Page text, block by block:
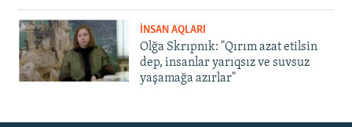
İNSAN AQLARI
Olğa Skrıpnık: "Qırım azat etilsin
dep, insanlar yarıqsız ve suvsuz
yaşamağa azırlar"